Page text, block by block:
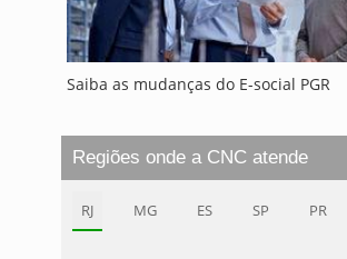
Saiba as mudanças do E-social PGR
Regiões onde a CNC atende
RJ MG ES SP PR